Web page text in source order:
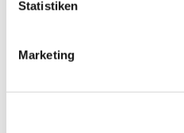
Statistiken
Marketing